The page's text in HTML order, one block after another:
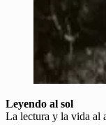
Leyendo al sol
La lectura y la vida al